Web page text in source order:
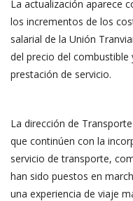
La actualización aparece
los incrementos de los
salarial de la Unión
del precio del
prestación de servicio.
La dirección de
que continúen con la
servicio de transporte,
han sido puestos en
una experiencia de viaje